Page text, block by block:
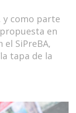
y como parte
en
SiPreBA,
tapa de la